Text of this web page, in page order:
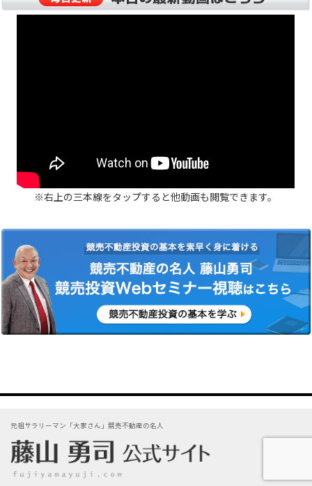
※右上の三本線をタップすると他動画も閲覧できます。
元祖サラリーマン「大家さん」競売不動産の名人